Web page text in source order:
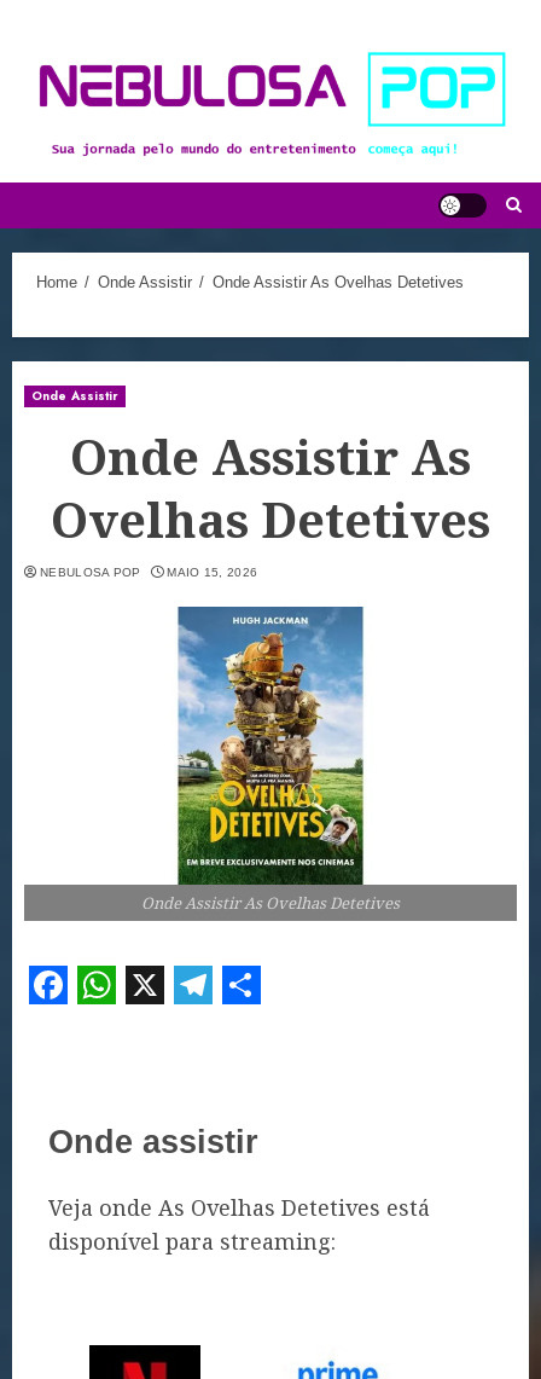
content
Home Onde Assistir Onde Assistir As Ovelhas Detetives
Onde Assistir
Onde Assistir As
Ovelhas Detetives
NEBULOSA POP MAIO 15, 2026
Onde Assistir As Ovelhas Detetives
Onde assistir
Veja onde As Ovelhas Detetives está
disponível para streaming: